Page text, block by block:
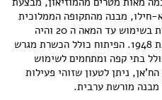
חילו, מבנה מהתקופה הממלוכית
(מאה 16-13 לספירה) שהמשיך להיות בשימוש עד המאה ה 20 והיה
מתחם שוק מרכזי לאזור כולו עד שנת 1948. הפיתוח כולל הכשרת מגרש
בתי קפה ומתחמים לשימוש
ניתן לטעון שזוהי פעילות
מבנה מורשת ערבית.